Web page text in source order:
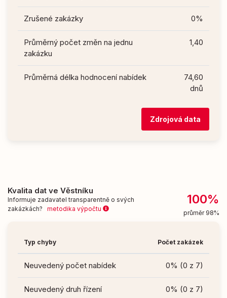
Zrušené zakázky 0%
Průměrný počet změn na jednu
zakázku
1,40
Průměrná délka hodnocení nabídek
74,60
dnů
Zdrojová data
Kvalita dat ve Věstníku
Informuje zadavatel transparentně o svých
zakázkách? metodika výpočtu
100%
průměr 98%
Typ chyby Počet zakázek
Neuvedený počet nabídek 0% (0 z 7)
Neuvedený druh řízení 0% (0 z 7)